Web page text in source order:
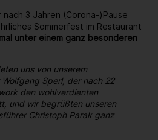
3 Jahren (Corona-)Pause
Sommerfest im Restaurant
unter einem ganz besonderen
uns von unserem
Sperl, der nach 22
den wohlverdienten
und wir begrüßten unseren
Christoph Parak ganz